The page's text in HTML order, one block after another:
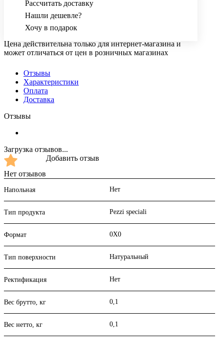
Рассчитать доставку
Нашли дешевле?
Хочу в подарок
Цена действительна только для интернет-магазина и
может отличаться от цен в розничных магазинах
Отзывы
Характеристики
Оплата
Доставка
Отзывы
Загрузка отзывов...
Нет отзывов
Добавить отзыв
Напольная Нет
Тип продукта Pezzi speciali
Формат 0X0
Тип поверхности Натуральный
Ректификация Нет
Вес брутто, кг 0,1
Вес нетто, кг 0,1